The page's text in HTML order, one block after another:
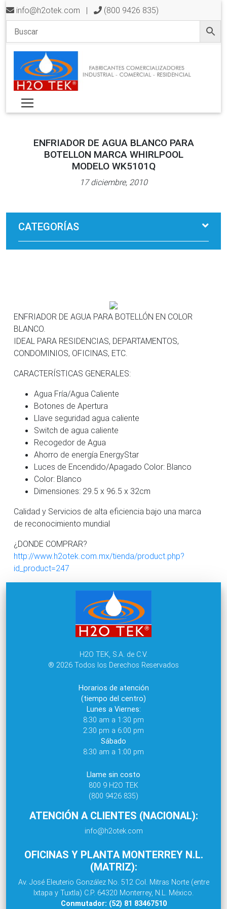
info@h2otek.com | (800 9426 835)
ENFRIADOR DE AGUA BLANCO PARA
BOTELLON MARCA WHIRLPOOL
MODELO WK5101Q
17 diciembre, 2010
CATEGORÍAS
ENFRIADOR DE AGUA PARA BOTELLÓN EN COLOR
BLANCO.
IDEAL PARA RESIDENCIAS, DEPARTAMENTOS,
CONDOMINIOS, OFICINAS, ETC.
CARACTERÍSTICAS GENERALES:
Agua Fría/Agua Caliente
Botones de Apertura
Llave seguridad agua caliente
Switch de agua caliente
Recogedor de Agua
Ahorro de energía EnergyStar
Luces de Encendido/Apagado Color: Blanco
Color: Blanco
Dimensiones: 29.5 x 96.5 x 32cm
Calidad y Servicios de alta eficiencia bajo una marca
de reconocimiento mundial
¿DONDE COMPRAR?
http://www.h2otek.com.mx/tienda/product.php?
id_product=247
H2O TEK, S.A. de C.V.
® 2026 Todos los Derechos Reservados
Horarios de atención
(tiempo del centro)
Lunes a Viernes:
8:30 am a 1:30 pm
2:30 pm a 6:00 pm
Sábado
8:30 am a 1:00 pm
Llame sin costo
800 9 H2O TEK
(800 9426 835)
ATENCIÓN A CLIENTES (NACIONAL):
info@h2otek.com
OFICINAS Y PLANTA MONTERREY N.L.
(MATRIZ):
Av. José Eleuterio González No. 512 Col. Mitras Norte (entre
Ixtapa y Tuxtla) C.P. 64320 Monterrey, N.L. México.
Conmutador: (52) 81 83467510